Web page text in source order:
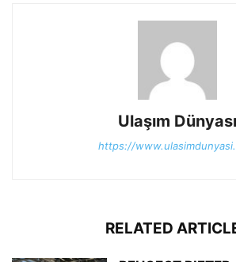
Ulaşım Dünyası
https://
RELATED